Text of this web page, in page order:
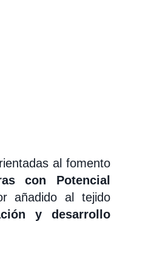
al fomento
con Potencial
añadido al tejido
y desarrollo